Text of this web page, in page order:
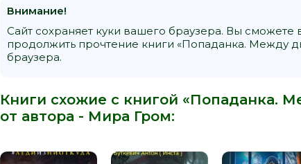
Внимание!
Сайт сохраняет куки вашего браузера. Вы сможете
продолжить прочтение книги «Попаданка. Между
браузера.
Книги схожие с книгой «Попаданка.
от автора - Мира Гром: